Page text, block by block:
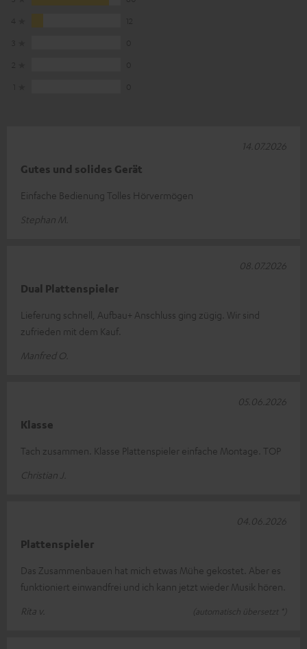
Gutes und solides Gerät
Einfache Bedienung Tolles Hörvermögen
Stephan M.
14.07.2026
Dual Plattenspieler
Lieferung schnell, Aufbau+ Anschluss ging zügig. Wir sind
zufrieden mit dem Kauf.
Manfred O.
08.07.2026
Klasse
Tach zusammen. Klasse Plattenspieler einfache Montage. TOP
Christian J.
05.06.2026
Plattenspieler
Das Zusammenbauen hat mich etwas Mühe gekostet. Aber es
funktioniert einwandfrei und ich kann jetzt wieder Musik hören.
Rita v.
(automatisch übersetzt *)
04.06.2026